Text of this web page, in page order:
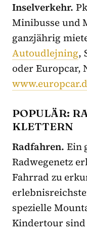
Inselverkehr.
Minibusse und
ganzjährig
Autoudlejning,
oder Europcar,
POPULÄR:
KLETTERN
Radfahren. Ein
Radwegenetz
Fahrrad zu
spezielle
Kindertour